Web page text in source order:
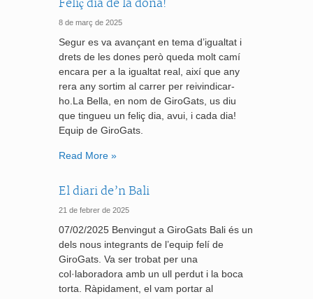
Feliç dia de la dona!
8 de març de 2025
Segur es va avançant en tema d’igualtat i
drets de les dones però queda molt camí
encara per a la igualtat real, així que any
rera any sortim al carrer per reivindicar-
ho.La Bella, en nom de GiroGats, us diu
que tingueu un feliç dia, avui, i cada dia!
Equip de GiroGats.
Read More »
El diari de’n Bali
21 de febrer de 2025
07/02/2025 Benvingut a GiroGats Bali és un
dels nous integrants de l’equip felí de
GiroGats. Va ser trobat per una
col·laboradora amb un ull perdut i la boca
torta. Ràpidament, el vam portar al